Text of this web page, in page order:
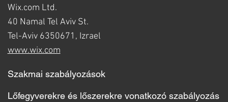
Wix.com Ltd.
40 Namal Tel Aviv St.
Tel-Aviv 6350671, Izrael
www.wix.com
Szakmai szabályozások
Lőfegyverekre és lőszerekre vonatkozó szabályozás